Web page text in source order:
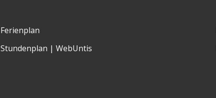
Ferienplan
Stundenplan | WebUntis